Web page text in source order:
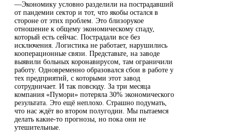
—Экономику условно разделили на пострадавший
от пандемии сектор и тот, что якобы остался в
стороне от этих проблем. Это близорукое
отношение к общему экономическому спаду,
который есть сейчас. Пострадали все без
исключения. Логистика не работает, нарушились
кооперационные связи. Представьте, на заводе
выявили больных коронавирусом, там ограничили
работу. Одновременно образовался сбои в работе у
тех предприятий, с которыми этот завод
сотрудничает. И так повсюду. За три месяца
компания «Пумори» потеряла 30% экономического
результата. Это ещё неплохо. Страшно подумать,
что нас ждёт во втором полугодии. Мы пытаемся
делать какие-то прогнозы, но пока они не
утешительные.